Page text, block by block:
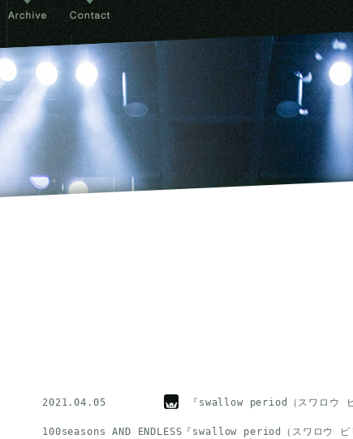
2021.04.05 『swallow period（スワロウ ピ
100seasons AND ENDLESS『swallow period（スワロウ ピ